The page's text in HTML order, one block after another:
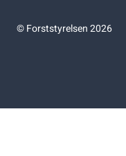
©Forststyrelsen 2026